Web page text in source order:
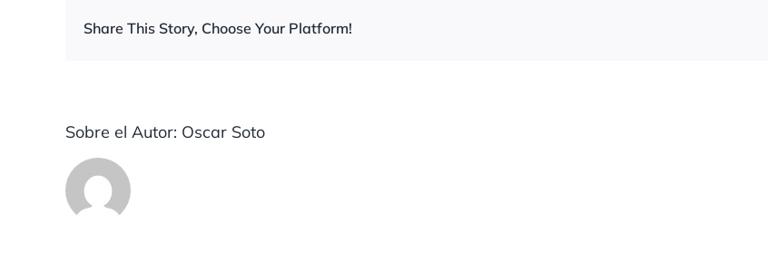
Share This Story, Choose Your Platform!
Sobre el Autor: Oscar Soto